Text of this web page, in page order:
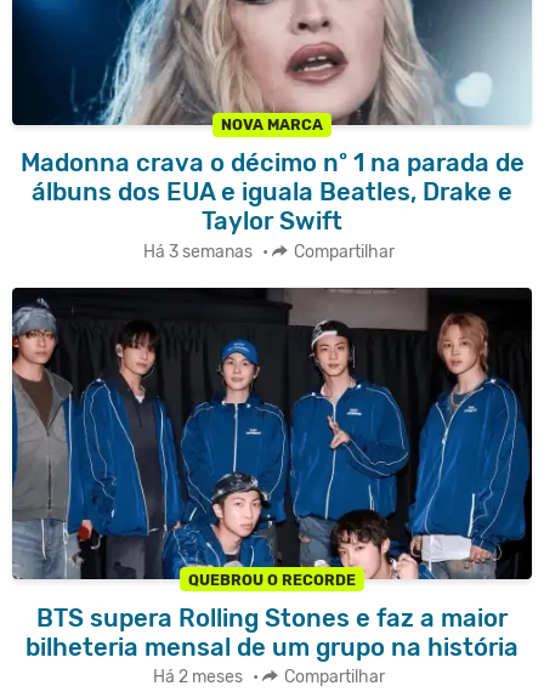
NOVA MARCA
Madonna crava o décimo nº 1 na parada de
álbuns dos EUA e iguala Beatles, Drake e
Taylor Swift
Há 3 semanas • Compartilhar
QUEBROU O RECORDE
BTS supera Rolling Stones e faz a maior
bilheteria mensal de um grupo na história
Há 2 meses • Compartilhar